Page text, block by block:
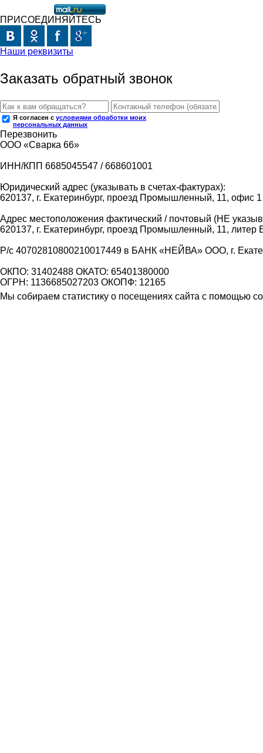
ПРИСОЕДИНЯЙТЕСЬ
Наши реквизиты
Заказать обратный звонок
Я согласен с условиями обработки моих
персональных данных
Перезвонить
ООО «Сварка 66»
ИНН/КПП 6685045547 / 668601001
Юридический адрес (указывать в счетах-фактурах):
620137, г. Екатеринбург, проезд Промышленный, 11, офис 1
Адрес местоположения фактический / почтовый (НЕ
620137, г. Екатеринбург, проезд Промышленный, 11, литер
Р/с 40702810800210017449 в БАНК «НЕЙВА» ООО, г.
ОКПО: 31402488 ОКАТО: 65401380000
ОГРН: 1136685027203 ОКОПФ: 12165
Мы собираем статистику о посещениях сайта с помощью